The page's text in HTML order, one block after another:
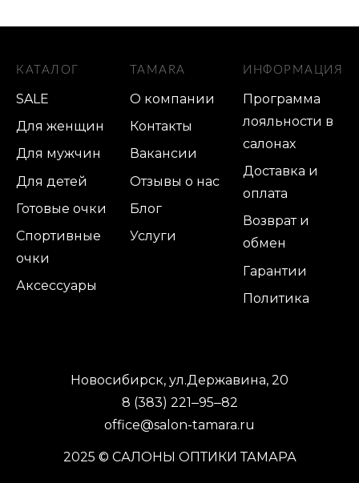
КАТАЛОГ
SALE
Для женщин
Для мужчин
Для детей
Готовые очки
Спортивные
очки
Аксессуары
TAMARA
О компании
Контакты
Вакансии
Отзывы о нас
Блог
Услуги
ИНФОРМАЦИЯ
Программа
лояльности в
салонах
Доставка и
оплата
Возврат и
обмен
Гарантии
Политика
Новосибирск, ул.Державина, 20
8 (383) 221‒95‒82
office@salon-tamara.ru
2025 © САЛОНЫ ОПТИКИ ТАМАРА